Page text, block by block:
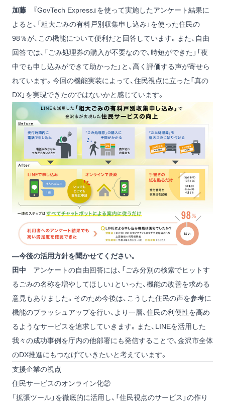
加藤 『GovTech Express』を使って実施したアンケート結果に
よると、「粗大ごみの有料戸別収集申し込み」を使った住民の
98％が、この機能について便利だと回答しています。また、自由
回答では、「ごみ処理券の購入が不要なので、時短ができた」「夜
中でも申し込みができて助かった」と、高く評価する声が寄せら
れています。今回の機能実装によって、住民視点に立った「真の
DX」を実現できたのではないかと感じています。
―今後の活用方針を聞かせてください。
田中 アンケートの自由回答には、「ごみ分別の検索でヒットす
るごみの名称を増やしてほしい」といった、機能の改善を求める
意見もありました。そのため今後は、こうした住民の声を参考に
機能のブラッシュアップを行い、より一層、住民の利便性を高め
るようなサービスを追求していきます。また、LINEを活用した
我々の成功事例を庁内の他部署にも発信することで、金沢市全体
のDX推進にもつなげていきたいと考えています。
支援企業の視点
住民サービスのオンライン化②
「拡張ツール」を徹底的に活用し、「住民視点のサービス」の作り